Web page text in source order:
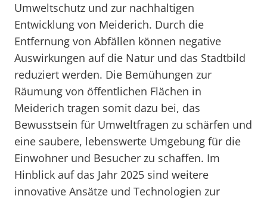
Umweltschutz und zur nachhaltigen
Entwicklung von Meiderich. Durch die
Entfernung von Abfällen können negative
Auswirkungen auf die Natur und das Stadtbild
reduziert werden. Die Bemühungen zur
Räumung von öffentlichen Flächen in
Meiderich tragen somit dazu bei, das
Bewusstsein für Umweltfragen zu schärfen und
eine saubere, lebenswerte Umgebung für die
Einwohner und Besucher zu schaffen. Im
Hinblick auf das Jahr 2025 sind weitere
innovative Ansätze und Technologien zur